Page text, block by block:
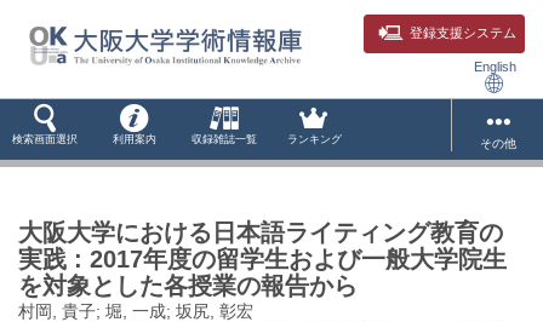
登録支援システム
English
検索画面選択 利用案内 収録雑誌一覧 ランキング その他
大阪大学における日本語ライティング教育の
実践 : 2017年度の留学生および一般大学院生
を対象とした各授業の報告から
村岡, 貴子; 堀, 一成; 坂尻, 彰宏